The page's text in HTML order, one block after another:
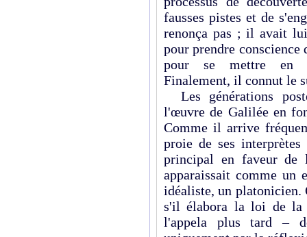
fausses pistes et de
renonça pas ; il avait
pour prendre conscience
pour se mettre en
Finalement, il connut le
Les générations
l'œuvre de Galilée en
Comme il arrive
proie de ses
principal en faveur de
apparaissait comme un
idéaliste, un platonicien.
s'il élabora la loi de la
l'appela plus tard –